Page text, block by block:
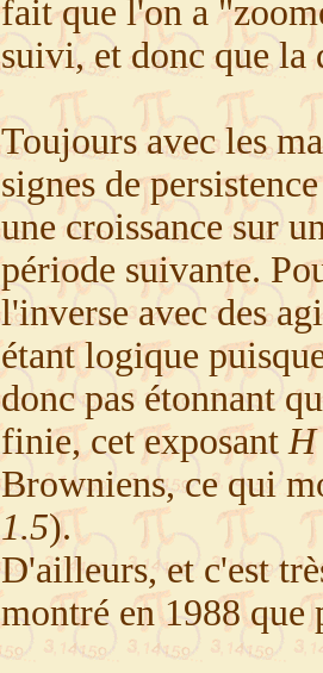
fait que l'on a
suivi, et donc que
Toujours avec les
signes de
une croissance sur
période suivante.
l'inverse avec des
étant logique
donc pas étonnant
finie, cet exposantH
Browniens, ce qui
1.5).
D'ailleurs, et c'est
montré en 1988 que